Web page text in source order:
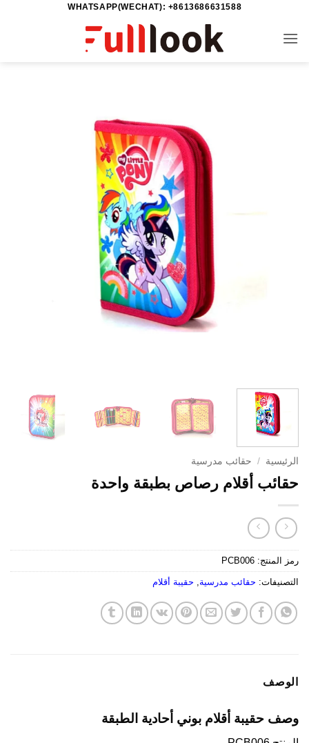
WHATSAPP(WECHAT): +8613686631588
الرئيسية / حقائب مدرسية
حقائب أقلام رصاص بطبقة واحدة
رمز المنتج: PCB006
التصنيفات: حقائب مدرسية, حقيبة أقلام
الوصف
وصف حقيبة أقلام بوني أحادية الطبقة